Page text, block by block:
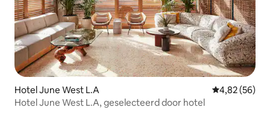
Hotel June West L.A Gemiddelde
4,82 (56)
Hotel June West L.A, geselecteerd door hotel